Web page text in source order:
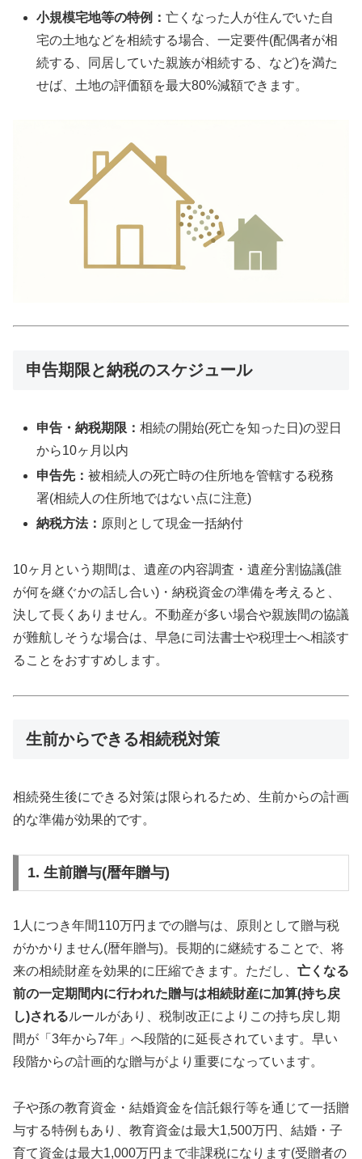
小規模宅地等の特例：亡くなった人が住んでいた自
宅の土地などを相続する場合、一定要件(配偶者が相
続する、同居していた親族が相続する、など)を満た
せば、土地の評価額を最大80%減額できます。
申告期限と納税のスケジュール
申告・納税期限：相続の開始(死亡を知った日)の翌日
から10ヶ月以内
申告先：被相続人の死亡時の住所地を管轄する税務
署(相続人の住所地ではない点に注意)
納税方法： 原則として現金一括納付
10ヶ月という期間は、遺産の内容調査・遺産分割協議(誰
が何を継ぐかの話し合い)・納税資金の準備を考えると、
決して長くありません。不動産が多い場合や親族間の協議
が難航しそうな場合は、早急に司法書士や税理士へ相談す
ることをおすすめします。
生前からできる相続税対策
相続発生後にできる対策は限られるため、生前からの計画
的な準備が効果的です。
1. 生前贈与(暦年贈与)
1人につき年間110万円までの贈与は、原則として贈与税
がかかりません(暦年贈与)。長期的に継続することで、将
来の相続財産を効果的に圧縮できます。ただし、 亡くなる
前の一定期間内に行われた贈与は相続財産に加算(持ち戻
し)されるルールがあり、税制改正によりこの持ち戻し期
間が「3年から7年」へ段階的に延長されています。早い
段階からの計画的な贈与がより重要になっています。
子や孫の教育資金・結婚資金を信託銀行等を通じて一括贈
与する特例もあり、教育資金は最大1,500万円、結婚・子
育て資金は最大1,000万円まで非課税になります(受贈者の